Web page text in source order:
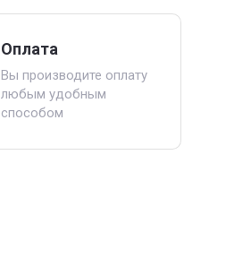
Оплата
Вы производите оплату
любым удобным
способом